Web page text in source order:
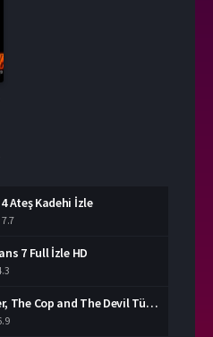
Ateş Kadehi İzle
7.7
7 Full İzle HD
The Gangster, The Cop and The Devil Türkçe Dublaj İzle